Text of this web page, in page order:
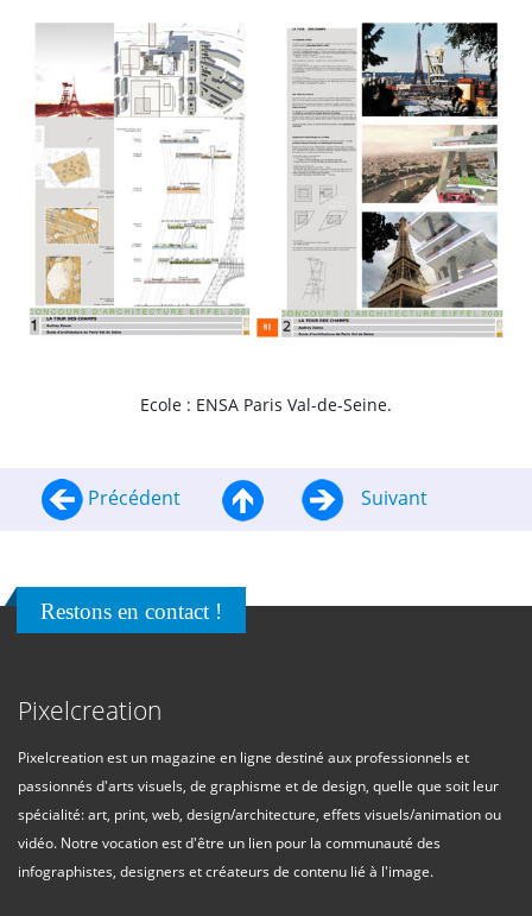
Ecole : ENSA Paris Val-de-Seine.
Précédent Suivant
Restons en contact !
Pixelcreation
Pixelcreation est un magazine en ligne destiné aux professionnels et
passionnés d'arts visuels, de graphisme et de design, quelle que soit leur
spécialité: art, print, web, design/architecture, effets visuels/animation ou
vidéo. Notre vocation est d'être un lien pour la communauté des
infographistes, designers et créateurs de contenu lié à l'image.